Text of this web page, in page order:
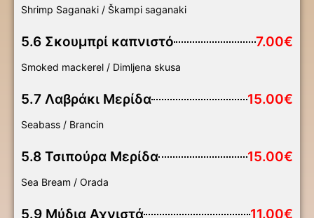
Shrimp Saganaki / Škampi saganaki
5.6 Σκουμπρί καπνιστό 7.00€
Smoked mackerel / Dimljena skusa
5.7 Λαβράκι Μερίδα 15.00€
Seabass / Brancin
5.8 Τσιπούρα Μερίδα 15.00€
Sea Bream / Orada
5.9 Μύδια Αχνιστά 11.00€